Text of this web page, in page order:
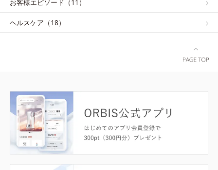
お客様エピソード（11）
ヘルスケア（18）